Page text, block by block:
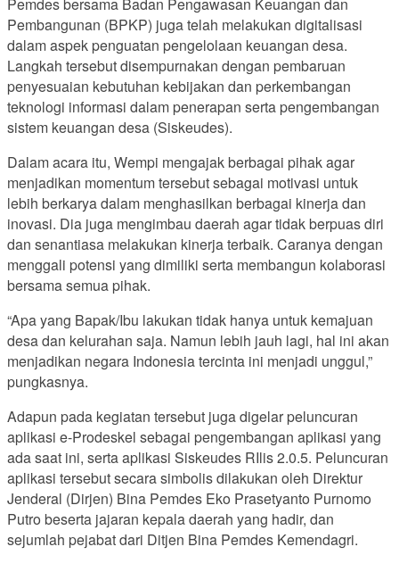
Pembangunan (BPKP) juga telah melakukan digitalisasi
dalam aspek penguatan pengelolaan keuangan desa.
Langkah tersebut disempurnakan dengan pembaruan
penyesuaian kebutuhan kebijakan dan perkembangan
teknologi informasi dalam penerapan serta pengembangan
sistem keuangan desa (Siskeudes).
Dalam acara itu, Wempi mengajak berbagai pihak agar
menjadikan momentum tersebut sebagai motivasi untuk
lebih berkarya dalam menghasilkan berbagai kinerja dan
inovasi. Dia juga mengimbau daerah agar tidak berpuas diri
dan senantiasa melakukan kinerja terbaik. Caranya dengan
menggali potensi yang dimiliki serta membangun kolaborasi
bersama semua pihak.
“Apa yang Bapak/Ibu lakukan tidak hanya untuk kemajuan
desa dan kelurahan saja. Namun lebih jauh lagi, hal ini akan
menjadikan negara Indonesia tercinta ini menjadi unggul,”
pungkasnya.
Adapun pada kegiatan tersebut juga digelar peluncuran
aplikasi e-Prodeskel sebagai pengembangan aplikasi yang
ada saat ini, serta aplikasi Siskeudes RIlis 2.0.5. Peluncuran
aplikasi tersebut secara simbolis dilakukan oleh Direktur
Jenderal (Dirjen) Bina Pemdes Eko Prasetyanto Purnomo
Putro beserta jajaran kepala daerah yang hadir, dan
sejumlah pejabat dari Ditjen Bina Pemdes Kemendagri.